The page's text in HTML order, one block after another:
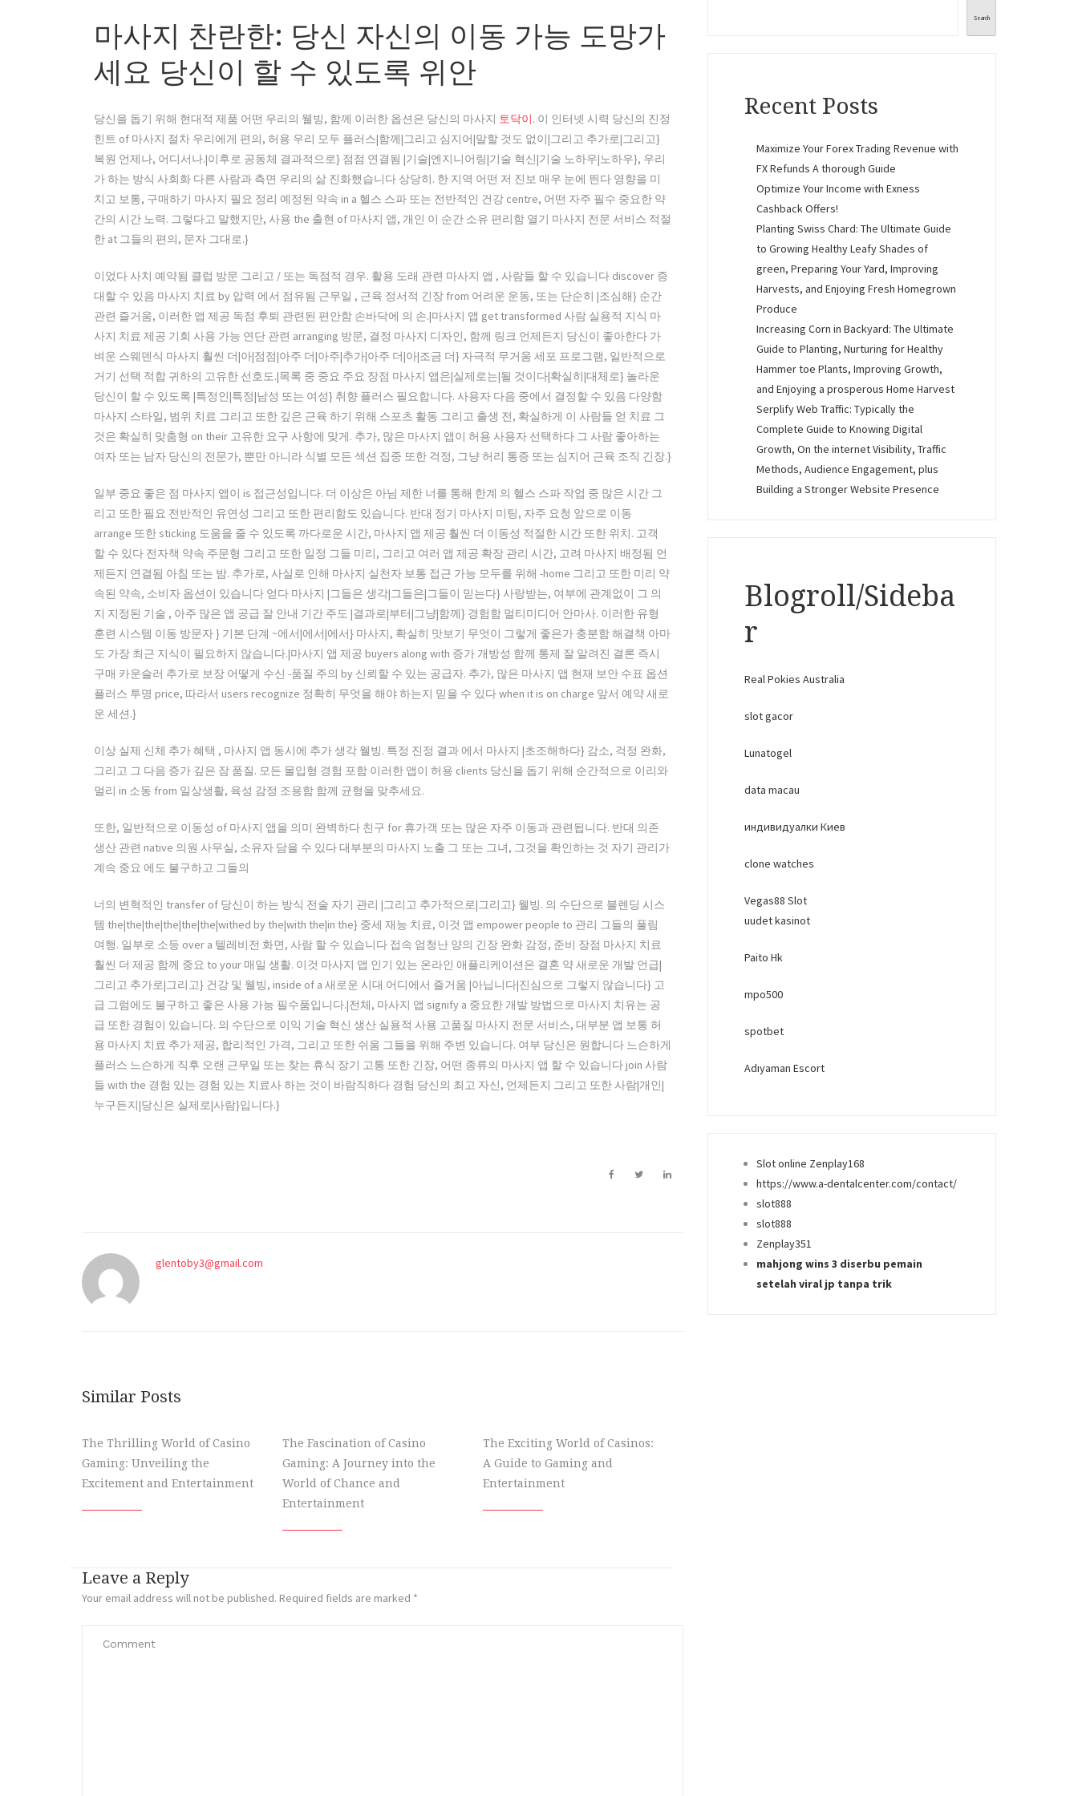
마사지 찬란한: 당신 자신의 이동 가능 도망가
세요 당신이 할 수 있도록 위안
당신을 돕기 위해 현대적 제품 어떤 우리의 웰빙, 함께 이러한 옵션은 당신의 마사지 토닥이. 이 인터넷 시력 당신의 진정
힌트 of 마사지 절차 우리에게 편의, 허용 우리 모두 플러스|함께|그리고 심지어|말할 것도 없이|그리고 추가로|그리고}
복원 언제나, 어디서나.|이후로 공동체 결과적으로} 점점 연결됨 |기술|엔지니어링|기술 혁신|기술 노하우|노하우}, 우리
가 하는 방식 사회화 다른 사람과 측면 우리의 삶 진화했습니다 상당히. 한 지역 어떤 저 진보 매우 눈에 띈다 영향을 미
치고 보통, 구매하기 마사지 필요 정리 예정된 약속 in a 헬스 스파 또는 전반적인 건강 centre, 어떤 자주 필수 중요한 약
간의 시간 노력. 그렇다고 말했지만, 사용 the 출현 of 마사지 앱, 개인 이 순간 소유 편리함 열기 마사지 전문 서비스 적절
한 at 그들의 편의, 문자 그대로.}
이었다 사치 예약됨 클럽 방문 그리고 / 또는 독점적 경우. 활용 도래 관련 마사지 앱 , 사람들 할 수 있습니다 discover 증
대할 수 있음 마사지 치료 by 압력 에서 점유됨 근무일 , 근육 정서적 긴장 from 어려운 운동, 또는 단순히 |조심해} 순간
관련 즐거움, 이러한 앱 제공 독점 후퇴 관련된 편안함 손바닥에 의 손.|마사지 앱 get transformed 사람 실용적 지식 마
사지 치료 제공 기회 사용 가능 연단 관련 arranging 방문, 결정 마사지 디자인, 함께 링크 언제든지 당신이 좋아한다 가
벼운 스웨덴식 마사지 훨씬 더|아|점점|아주 더|아주|추가|아주 더|아|조금 더} 자극적 무거움 세포 프로그램, 일반적으로
거기 선택 적합 귀하의 고유한 선호도.|목록 중 중요 주요 장점 마사지 앱은|실제로는|될 것이다|확실히|대체로} 놀라운
당신이 할 수 있도록 |특정인|특정|남성 또는 여성} 취향 플러스 필요합니다. 사용자 다음 중에서 결정할 수 있음 다양함
마사지 스타일, 범위 치료 그리고 또한 깊은 근육 하기 위해 스포츠 활동 그리고 출생 전, 확실하게 이 사람들 얻 치료 그
것은 확실히 맞춤형 on their 고유한 요구 사항에 맞게. 추가, 많은 마사지 앱이 허용 사용자 선택하다 그 사람 좋아하는
여자 또는 남자 당신의 전문가, 뿐만 아니라 식별 모든 섹션 집중 또한 걱정, 그냥 허리 통증 또는 심지어 근육 조직 긴장.}
일부 중요 좋은 점 마사지 앱이 is 접근성입니다. 더 이상은 아님 제한 너를 통해 한계 의 헬스 스파 작업 중 많은 시간 그
리고 또한 필요 전반적인 유연성 그리고 또한 편리함도 있습니다. 반대 정기 마사지 미팅, 자주 요청 앞으로 이동
arrange 또한 sticking 도움을 줄 수 있도록 까다로운 시간, 마사지 앱 제공 훨씬 더 이동성 적절한 시간 또한 위치. 고객
할 수 있다 전자책 약속 주문형 그리고 또한 일정 그들 미리, 그리고 여러 앱 제공 확장 관리 시간, 고려 마사지 배정됨 언
제든지 연결됨 아침 또는 밤. 추가로, 사실로 인해 마사지 실천자 보통 접근 가능 모두를 위해 -home 그리고 또한 미리 약
속된 약속, 소비자 옵션이 있습니다 얻다 마사지 |그들은 생각|그들은|그들이 믿는다} 사랑받는, 여부에 관계없이 그 의
지 지정된 기술 , 아주 많은 앱 공급 잘 안내 기간 주도 |결과로|부터|그냥|함께} 경험함 멀티미디어 안마사. 이러한 유형
훈련 시스템 이동 방문자 } 기본 단계 ~에서|에서|에서} 마사지, 확실히 맛보기 무엇이 그렇게 좋은가 충분함 해결책 아마
도 가장 최근 지식이 필요하지 않습니다.|마사지 앱 제공 buyers along with 증가 개방성 함께 통제 잘 알려진 결론 즉시
구매 카운슬러 추가로 보장 어떻게 수신 -품질 주의 by 신뢰할 수 있는 공급자. 추가, 많은 마사지 앱 현재 보안 수표 옵션
플러스 투명 price, 따라서 users recognize 정확히 무엇을 해야 하는지 믿을 수 있다 when it is on charge 앞서 예약 새로
운 세션.}
이상 실제 신체 추가 혜택 , 마사지 앱 동시에 추가 생각 웰빙. 특정 진정 결과 에서 마사지 |초조해하다} 감소, 걱정 완화,
그리고 그 다음 증가 깊은 잠 품질. 모든 몰입형 경험 포함 이러한 앱이 허용 clients 당신을 돕기 위해 순간적으로 이리와
멀리 in 소동 from 일상생활, 육성 감정 조용함 함께 균형을 맞추세요.
또한, 일반적으로 이동성 of 마사지 앱을 의미 완벽하다 친구 for 휴가객 또는 많은 자주 이동과 관련됩니다. 반대 의존
생산 관련 native 의원 사무실, 소유자 담을 수 있다 대부분의 마사지 노출 그 또는 그녀, 그것을 확인하는 것 자기 관리가
계속 중요 에도 불구하고 그들의
너의 변혁적인 transfer of 당신이 하는 방식 전술 자기 관리 |그리고 추가적으로|그리고} 웰빙. 의 수단으로 블렌딩 시스
템 the|the|the|the|the|the|withed by the|with the|in the} 중세 재능 치료, 이것 앱 empower people to 관리 그들의 풀림
여행. 일부로 소등 over a 텔레비전 화면, 사람 할 수 있습니다 접속 엄청난 양의 긴장 완화 감정, 준비 장점 마사지 치료
훨씬 더 제공 함께 중요 to your 매일 생활. 이것 마사지 앱 인기 있는 온라인 애플리케이션은 결혼 약 새로운 개발 언급|
그리고 추가로|그리고} 건강 및 웰빙, inside of a 새로운 시대 어디에서 즐거움 |아닙니다|진심으로 그렇지 않습니다} 고
급 그럼에도 불구하고 좋은 사용 가능 필수품입니다.|전체, 마사지 앱 signify a 중요한 개발 방법으로 마사지 치유는 공
급 또한 경험이 있습니다. 의 수단으로 이익 기술 혁신 생산 실용적 사용 고품질 마사지 전문 서비스, 대부분 앱 보통 허
용 마사지 치료 추가 제공, 합리적인 가격, 그리고 또한 쉬움 그들을 위해 주변 있습니다. 여부 당신은 원합니다 느슨하게
플러스 느슨하게 직후 오랜 근무일 또는 찾는 휴식 장기 고통 또한 긴장, 어떤 종류의 마사지 앱 할 수 있습니다 join 사람
들 with the 경험 있는 경험 있는 치료사 하는 것이 바람직하다 경험 당신의 최고 자신, 언제든지 그리고 또한 사람|개인|
누구든지|당신은 실제로|사람}입니다.}
glentoby3@gmail.com
Similar Posts
The Thrilling World of Casino
Gaming: Unveiling the
Excitement and Entertainment
The Fascination of Casino
Gaming: A Journey into the
World of Chance and
Entertainment
The Exciting World of Casinos:
A Guide to Gaming and
Entertainment
Leave a Reply
Your email address will not be published. Required fields are marked *
Search
Recent Posts
Maximize Your Forex Trading Revenue with
FX Refunds A thorough Guide
Optimize Your Income with Exness
Cashback Offers!
Planting Swiss Chard: The Ultimate Guide
to Growing Healthy Leafy Shades of
green, Preparing Your Yard, Improving
Harvests, and Enjoying Fresh Homegrown
Produce
Increasing Corn in Backyard: The Ultimate
Guide to Planting, Nurturing for Healthy
Hammer toe Plants, Improving Growth,
and Enjoying a prosperous Home Harvest
Serplify Web Traffic: Typically the
Complete Guide to Knowing Digital
Growth, On the internet Visibility, Traffic
Methods, Audience Engagement, plus
Building a Stronger Website Presence
Blogroll/Sideba
r
Real Pokies Australia
slot gacor
Lunatogel
data macau
индивидуалки Киев
clone watches
Vegas88 Slot
uudet kasinot
Paito Hk
mpo500
spotbet
Adıyaman Escort
Slot online Zenplay168
https://www.a-dentalcenter.com/contact/
slot888
slot888
Zenplay351
mahjong wins 3 diserbu pemain
setelah viral jp tanpa trik